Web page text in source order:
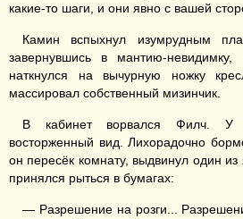
какие-то шаги, и они явно с вашей
Камин вспыхнул изумрудным
завернувшись в мантию-
наткнулся на вычурную ножку
массировал собственный мизинчик.
В кабинет ворвался Филч. У
восторженный вид. Лихорадочно
он пересёк комнату, выдвинул один
принялся рыться в бумагах:
— Разрешение на розги...